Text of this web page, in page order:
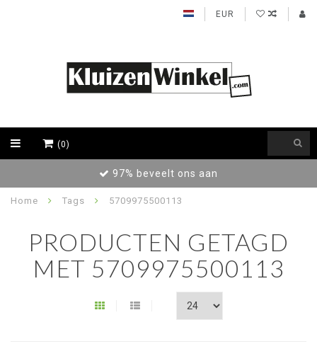
EUR
(0)
97% beveelt ons aan
Home Tags 5709975500113
PRODUCTEN GETAGD
MET 5709975500113